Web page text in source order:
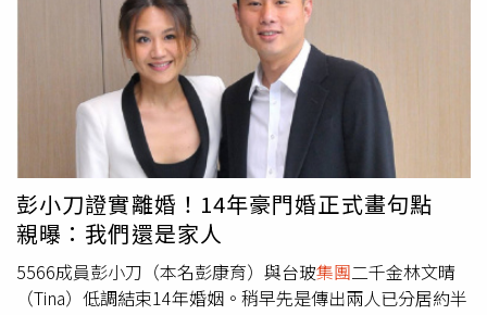
自己的聲音記憶製作成黑膠唱片帶回家。雙人含早餐及導
覽，每晚3,599元起。老爺酒店集團 也規劃台中、知本等地
的特色行程，包括走進台中國家歌劇院後台，探索建築空間
與聲音碰撞所產生的火花；以及深入知本部落，聆聽卑南族
古謠，從不同地域與族群的音樂脈動，認識台灣多元的人文
風景。沈方正表示，今年老爺式旅行希望以音樂作為探索城
市的濾鏡，讓旅人不只看見景點，也能聽見地方的歷史、信
仰、生活與情感，進一步將台灣特有的聲音記憶轉化為深度
旅遊的體驗。
年卻陸續傳出更多受害案件。她並質疑，市府於國賠訴訟期
間未提供相關資料，影響案件審理，即使遭監察院糾正，仍
未正視行政責任。台北市議員簡舒培表示，夏莉絲幼兒園
爆發集體虐童事件已逾一個月，期間家長多次透過陳情及
1999專線反映問題，但教育、社會、勞動、環保及衛生等
相關局處的處置均未有效回應外界疑慮。她要求台北市政府
徹查事件始末，並釐清是否涉及行政疏失。民進黨發言人吳
崢則批評，蔣萬安過去面對政治議題時經常公開表態，如今
面對連鎖教保機構爭議卻未積極回應，質疑其面對重大事件
的態度前後不一。他呼籲台北市政府儘速釐清相關責任，提
出具體改善措施，回應受害家長及社會大眾的期待。民進黨
要求，台北市政府應全面盤點集團式教保機構的管理機制，
彭小刀證實離婚！14年豪門婚正式畫句點
親曝：我們還是家人
5566成員彭小刀（本名彭康育）與台玻集團二千金林文晴
（Tina）低調結束14年婚姻。稍早先是傳出兩人已分居約半